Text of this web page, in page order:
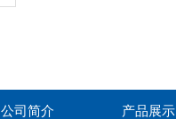
公司简介 产品展示